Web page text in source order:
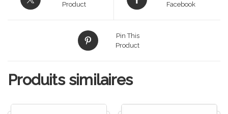
Product
Facebook
Pin This
Product
Produits similaires